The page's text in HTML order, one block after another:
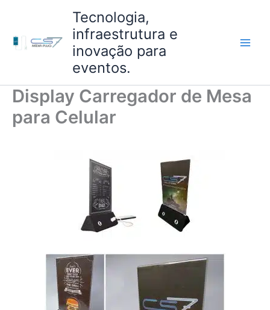
conteúdo
Tecnologia,
infraestrutura e
inovação para
eventos.
Display Carregador de Mesa
para Celular